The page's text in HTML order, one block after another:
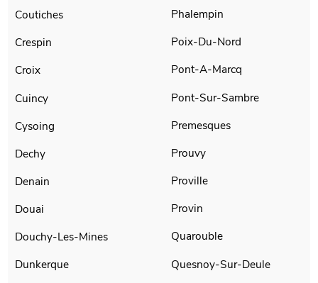
Coutiches
Crespin
Croix
Cuincy
Cysoing
Dechy
Denain
Douai
Douchy-Les-Mines
Dunkerque
Phalempin
Poix-Du-Nord
Pont-A-Marcq
Pont-Sur-Sambre
Premesques
Prouvy
Proville
Provin
Quarouble
Quesnoy-Sur-Deule